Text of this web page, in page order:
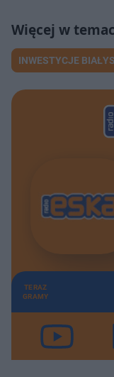
INWESTYCJE
TERAZ
GRAMY